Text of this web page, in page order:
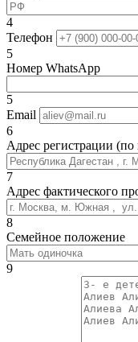
4
Телефон
5
Номер WhatsApp
5
Email
6
Адрес регистрации (по
7
Адрес фактического
8
Семейное положение
9